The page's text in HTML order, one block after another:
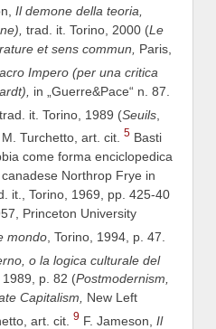
Il demone della teoria,
trad. it. Torino, 2000 (Le
et sens commun, Paris,
Impero (per una critica
in „Guerre&Pace“ n. 87.
trad. it. Torino, 1989 (Seuils
Turchetto, art. cit. 5 Basti
come forma enciclopedica
Northrop Frye in
it., Torino, 1969, pp. 425-40
Princeton University
mondo , Torino, 1994, p. 47.
o la logica culturale del
1989, p. 82 (Postmodernism,
Capitalism, New Left
art. cit. 9 F. Jameson, Il